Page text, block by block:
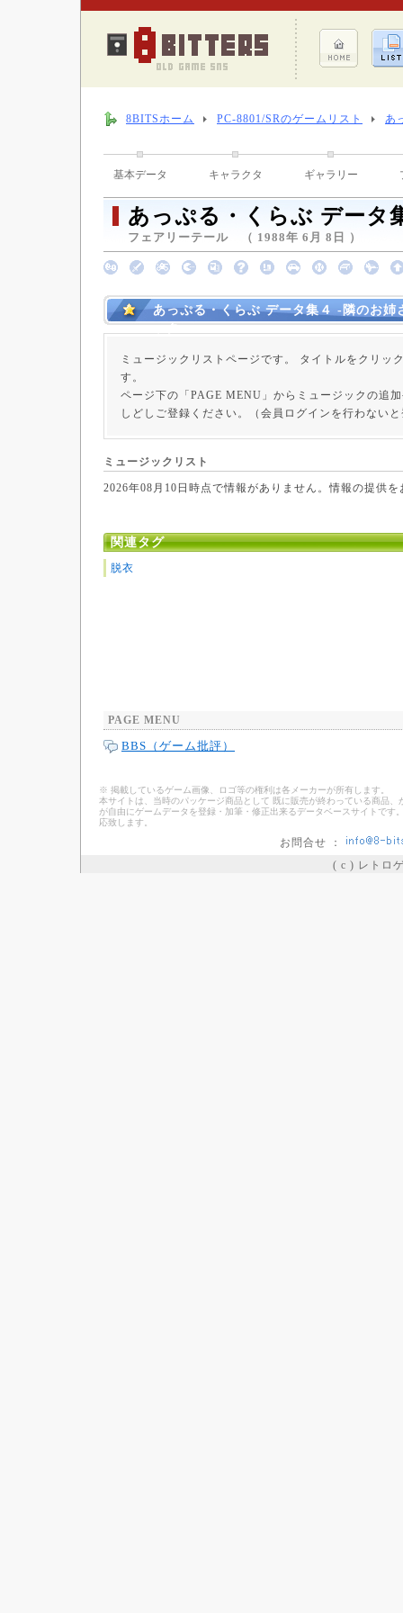
8BITSホーム PC-8801/SRのゲームリスト あ
基本データ キャラクタ ギャラリー
あっぷる・くらぶ データ
フェアリーテール （ 1988年 6月 8日 ）
あっぷる・くらぶ データ集４ -隣のお姉
ック
ミュージックリストページです。 タイトルをクリッ
す。
ページ下の「PAGE MENU」からミュージックの追
しどしご登録ください。（会員ログインを行わない
ミュージックリスト
2026年08月10日時点で情報がありません。情報の提供
関連タグ
脱衣
PAGE MENU
BBS（ゲーム批評）
※ 掲載しているゲーム画像、ロゴ等の権利は各メーカーが所有します。
本サイトは、当時のパッケージ商品として 既に販売が終わっている商品
が自由にゲームデータを登録・加筆・修正出来るデータベースサイトで
応致します。
お問合せ ：
( c ) レトロ